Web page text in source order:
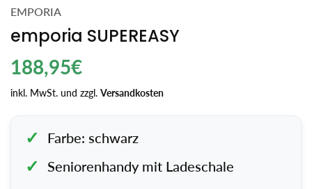
EMPORIA
emporia SUPEREASY
Regulärer
188,95€
inkl. MwSt. und zzgl. Versandkosten
Farbe: schwarz
Seniorenhandy mit Ladeschale